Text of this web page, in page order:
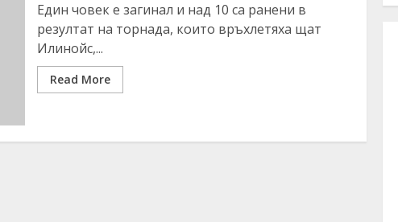
Един човек е загинал и над 10 са ранени в
резултат на торнада, които връхлетяха щат
Илинойс,...
Read More